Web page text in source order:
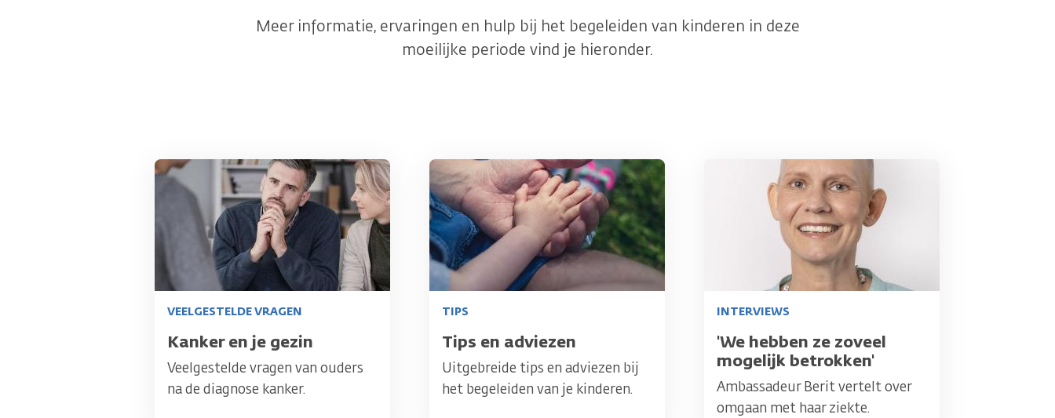
Meer informatie, ervaringen en hulp bij het begeleiden van kinderen in deze
moeilijke periode vind je hieronder.
Afbeelding
VEELGESTELDE VRAGEN
Titel
Kanker en je gezin
Veelgestelde vragen van ouders
na de diagnose kanker.
Afbeelding
TIPS
Titel
Tips en adviezen
Uitgebreide tips en adviezen bij
het begeleiden van je kinderen.
INTERVIEWS
Titel
'We hebben ze zoveel
mogelijk betrokken'
Ambassadeur Berit vertelt over
omgaan met haar ziekte.